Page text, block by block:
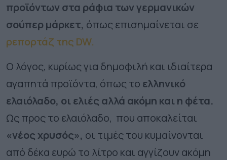
προϊόντων στα ράφια των γερμανικών
σούπερ μάρκετ, όπως επισημαίνεται σε
ρεπορτάζ της DW.
Ο λόγος, κυρίως για δημοφιλή και ιδιαίτερα
αγαπητά προϊόντα, όπως το ελληνικό
ελαιόλαδο, οι ελιές αλλά ακόμη και η φέτα.
Ως προς το ελαιόλαδο, που αποκαλείται
«νέος χρυσός», οι τιμές του κυμαίνονται
από δέκα ευρώ το λίτρο και αγγίζουν ακόμη